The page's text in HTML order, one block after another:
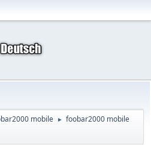
mobile ► foobar2000 mobile